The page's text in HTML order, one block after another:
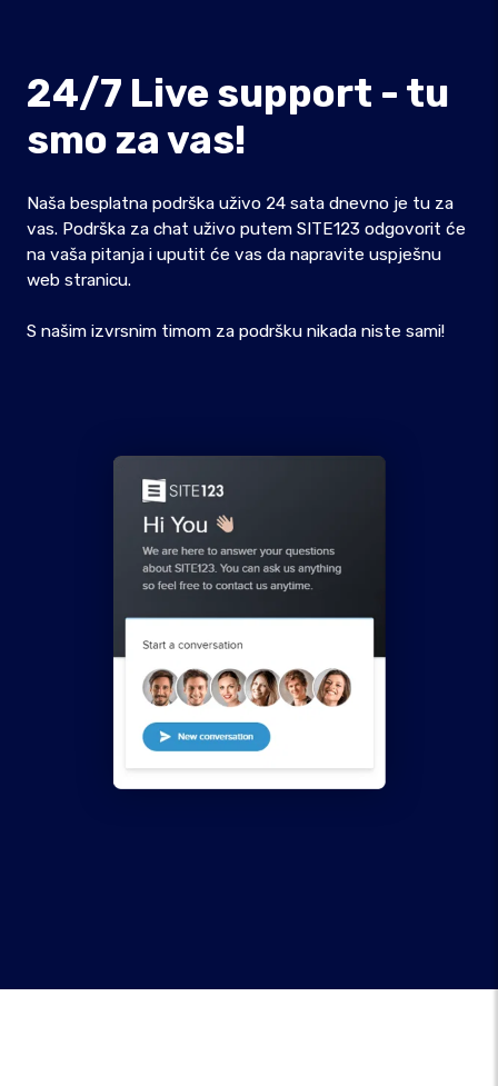
24/7 Live support - tu
smo za vas!
Naša besplatna podrška uživo 24 sata dnevno je tu za
vas. Podrška za chat uživo putem SITE123 odgovorit će
na vaša pitanja i uputit će vas da napravite uspješnu
web stranicu.
S našim izvrsnim timom za podršku nikada niste sami!